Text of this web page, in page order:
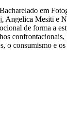
em
Mesiti e
de forma a
o consumismo e